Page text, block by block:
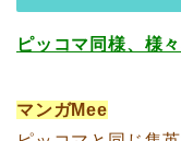
ピッコマ同様、様
マンガMee